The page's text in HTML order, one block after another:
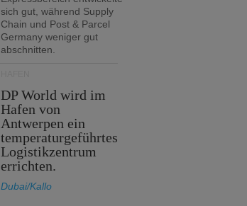
sich gut, während Supply
Chain und Post & Parcel
Germany weniger gut
abschnitten.
DP World wird im
Hafen von
Antwerpen ein
temperaturgeführtes
Logistikzentrum
errichten.
Dubai/Kallo